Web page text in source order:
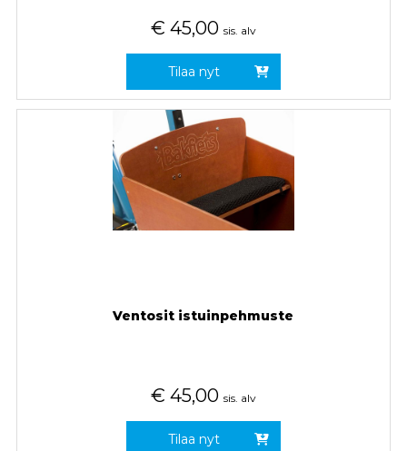
€ 45,00 sis. alv
Tilaa nyt
Ventosit istuinpehmuste
€ 45,00 sis. alv
Tilaa nyt